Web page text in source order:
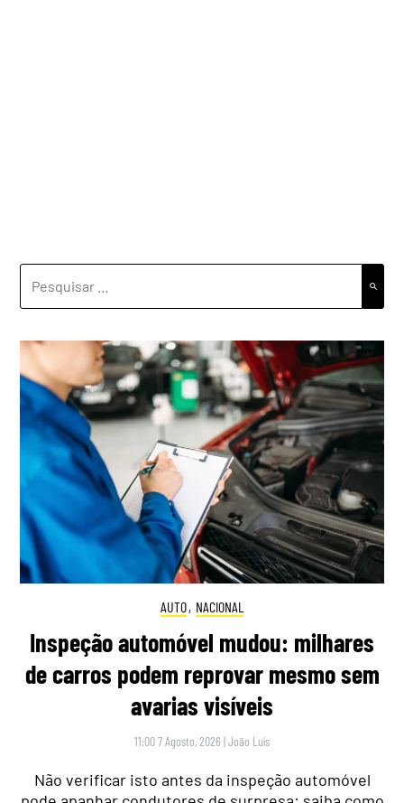
AUTO, NACIONAL
Inspeção automóvel mudou: milhares
de carros podem reprovar mesmo sem
avarias visíveis
11:00 7 Agosto, 2026 |João Luís
Não verificar isto antes da inspeção automóvel